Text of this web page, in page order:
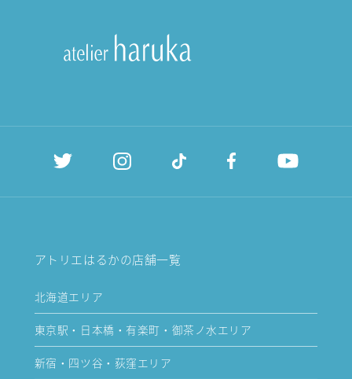
アトリエはるかの店舗一覧
北海道エリア
東京駅・日本橋・有楽町・御茶ノ水エリア
新宿・四ツ谷・荻窪エリア